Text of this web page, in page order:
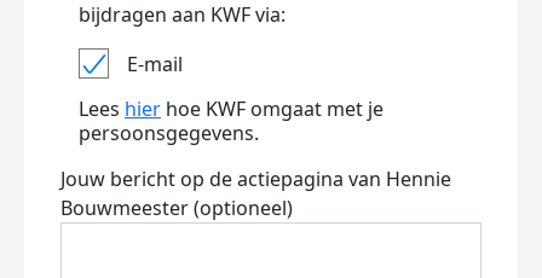
bijdragen aan KWF via:
E-mail
Lees hier hoe KWF omgaat met je
persoonsgegevens.
Jouw bericht op de actiepagina van Hennie
Bouwmeester (optioneel)